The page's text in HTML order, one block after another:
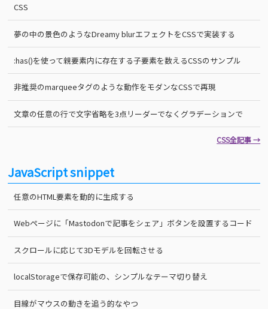
CSS
夢の中の景色のようなDreamy blurエフェクトをCSSで実装する
:has()を使って親要素内に存在する子要素を数えるCSSのサンプル
非推奨のmarqueeタグのような動作をモダンなCSSで再現
文章の任意の行で文字省略を3点リーダーでなくグラデーションで
CSS全記事 →
JavaScript snippet
任意のHTML要素を動的に生成する
Webページに「Mastodonで記事をシェア」ボタンを設置するコード
スクロールに応じて3Dモデルを回転させる
localStorageで保存可能の、シンプルなテーマ切り替え
目線がマウスの動きを追う的なやつ